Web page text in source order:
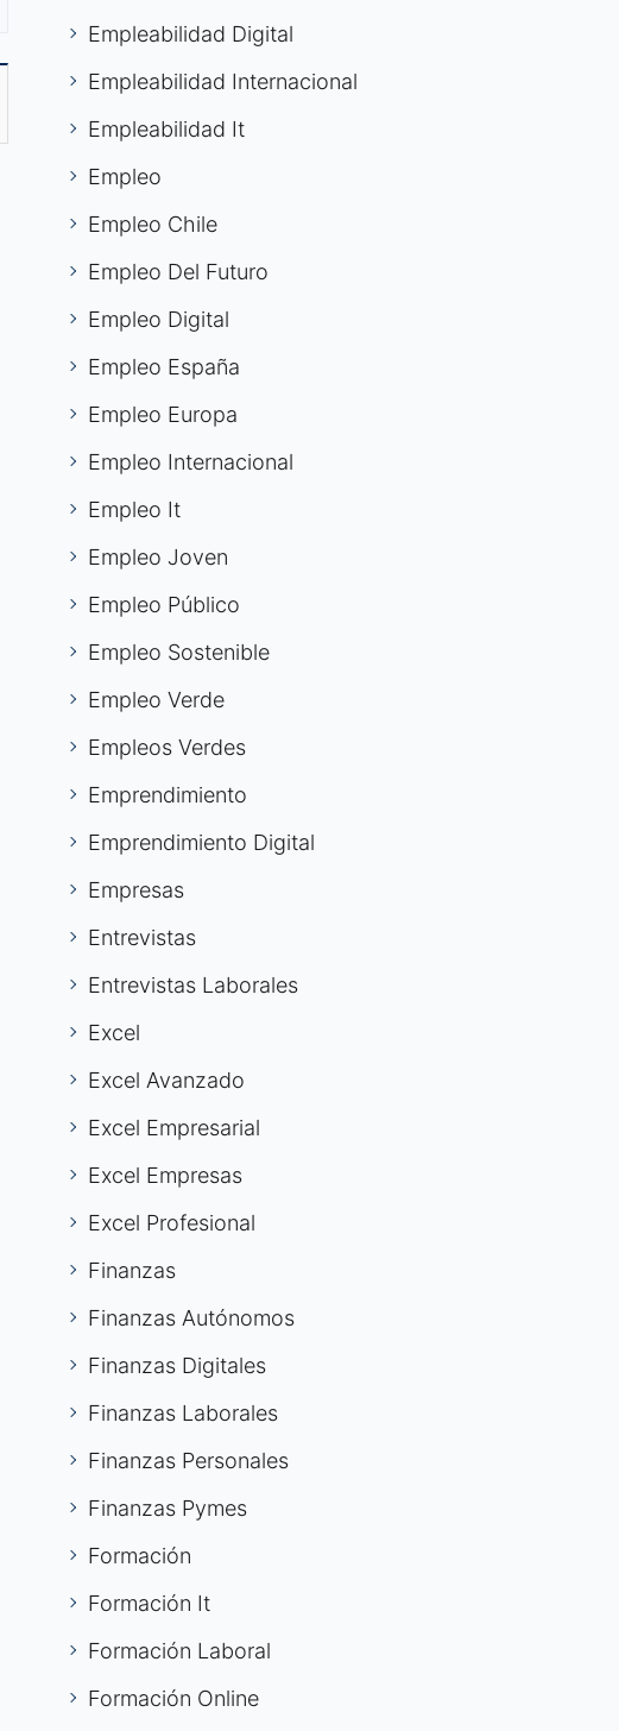
Empleabilidad Digital
Empleabilidad Internacional
Empleabilidad It
Empleo
Empleo Chile
Empleo Del Futuro
Empleo Digital
Empleo España
Empleo Europa
Empleo Internacional
Empleo It
Empleo Joven
Empleo Público
Empleo Sostenible
Empleo Verde
Empleos Verdes
Emprendimiento
Emprendimiento Digital
Empresas
Entrevistas
Entrevistas Laborales
Excel
Excel Avanzado
Excel Empresarial
Excel Empresas
Excel Profesional
Finanzas
Finanzas Autónomos
Finanzas Digitales
Finanzas Laborales
Finanzas Personales
Finanzas Pymes
Formación
Formación It
Formación Laboral
Formación Online